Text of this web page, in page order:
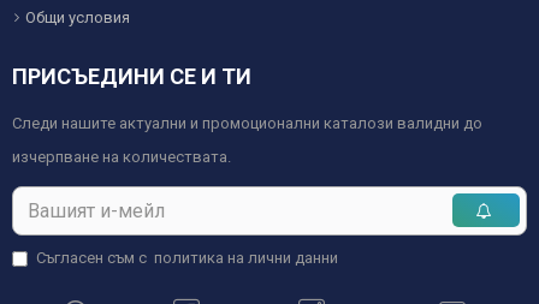
Общи условия
ПРИСЪЕДИНИ СЕ И ТИ
Следи нашите актуални и промоционални каталози валидни до
изчерпване на количествата.
Съгласен съм с политика на лични данни